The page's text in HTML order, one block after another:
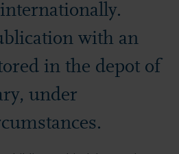
with an
in the depot of
under